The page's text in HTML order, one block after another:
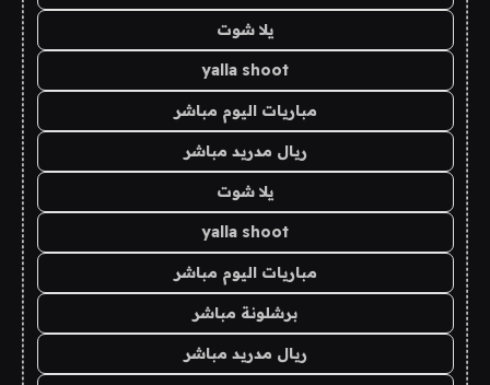
يلا شوت
yalla shoot
مباريات اليوم مباشر
ريال مدريد مباشر
يلا شوت
yalla shoot
مباريات اليوم مباشر
برشلونة مباشر
ريال مدريد مباشر